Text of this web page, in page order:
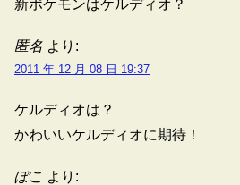
新ポケモンはケルディオ？
匿名 より:
2011 年 12 月 08 日 19:37
ケルディオは？
かわいいケルディオに期待！
ぽこ より: